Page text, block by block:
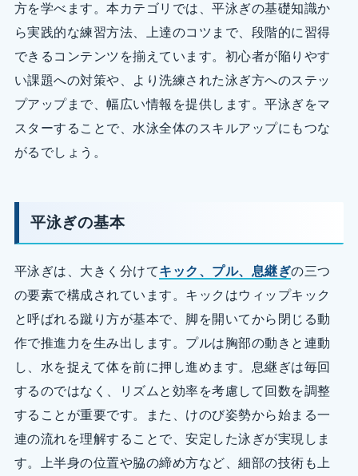
方を学べます。本カテゴリでは、平泳ぎの基礎知識か
ら実践的な練習方法、上達のコツまで、段階的に習得
できるコンテンツを揃えています。初心者が陥りやす
い課題への対策や、より洗練された泳ぎ方へのステッ
プアップまで、幅広い情報を提供します。平泳ぎをマ
スターすることで、水泳全体のスキルアップにもつな
がるでしょう。
平泳ぎの基本
平泳ぎは、大きく分けてキック、プル、息継ぎの三つ
の要素で構成されています。キックはウィップキック
と呼ばれる蹴り方が基本で、脚を開いてから閉じる動
作で推進力を生み出します。プルは胸部の動きと連動
し、水を捉えて体を前に押し進めます。息継ぎは毎回
するのではなく、リズムと効率を考慮して回数を調整
することが重要です。また、けのび姿勢から始まる一
連の流れを理解することで、安定した泳ぎが実現しま
す。上半身の位置や脇の締め方など、細部の技術も上